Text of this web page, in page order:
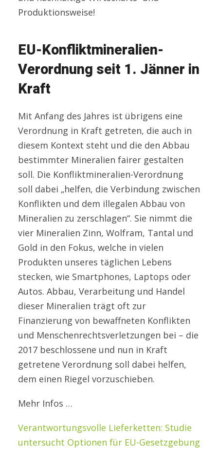
Produktionsweise!
EU-Konfliktmineralien-
Verordnung seit 1. Jänner in
Kraft
Mit Anfang des Jahres ist übrigens eine
Verordnung in Kraft getreten, die auch in
diesem Kontext steht und die den Abbau
bestimmter Mineralien fairer gestalten
soll. Die Konfliktmineralien-Verordnung
soll dabei „helfen, die Verbindung zwischen
Konflikten und dem illegalen Abbau von
Mineralien zu zerschlagen“. Sie nimmt die
vier Mineralien Zinn, Wolfram, Tantal und
Gold in den Fokus, welche in vielen
Produkten unseres täglichen Lebens
stecken, wie Smartphones, Laptops oder
Autos. Abbau, Verarbeitung und Handel
dieser Mineralien trägt oft zur
Finanzierung von bewaffneten Konflikten
und Menschenrechtsverletzungen bei – die
2017 beschlossene und nun in Kraft
getretene Verordnung soll dabei helfen,
dem einen Riegel vorzuschieben.
Mehr Infos …
Verantwortungsvolle Lieferketten: Studie
untersucht Optionen für EU-Gesetzgebung